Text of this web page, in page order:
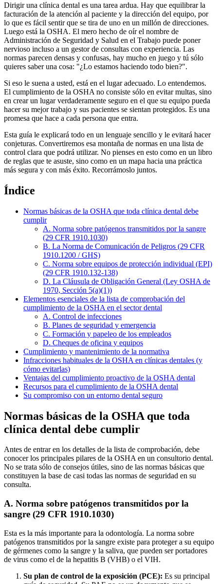
Dirigir una clínica dental es una tarea ardua. Hay que equilibrar la
facturación de la atención al paciente y la dirección del equipo, por
lo que es fácil sentir que se tira de uno en un millón de direcciones.
Luego está la OSHA. El mero hecho de oír el nombre de
Administración de Seguridad y Salud en el Trabajo puede poner
nervioso incluso a un gestor de consultas con experiencia. Las
normas parecen densas y confusas, hay mucho en juego y tú sólo
quieres saber una cosa: "¿Lo estamos haciendo todo bien?".
Si eso le suena a usted, está en el lugar adecuado. Lo entendemos.
El cumplimiento de la OSHA no consiste sólo en evitar multas, sino
en crear un lugar verdaderamente seguro en el que su equipo pueda
hacer su mejor trabajo y sus pacientes se sientan protegidos. Es una
promesa que hace a cada persona que entra.
Esta guía le explicará todo en un lenguaje sencillo y le evitará hacer
conjeturas. Convertiremos esa montaña de normas en una lista de
control clara que podrá utilizar. No pienses en esto como en un libro
de reglas que te asuste, sino como en un mapa hacia una práctica
más segura y con más éxito. Recorrámoslo juntos.
Índice
Normas básicas de la OSHA que toda clínica dental debe
cumplir
A. Norma sobre patógenos transmitidos por la sangre
(29 CFR 1910.1030)
B. La Norma de Comunicación de Peligros (29 CFR
1910.1200 / GHS)
C. Norma sobre equipos de protección individual (EPI)
(29 CFR 1910.132-138)
D. La Cláusula de Obligación General (Ley OSHA de
1970, Sección 5(a)(1))
Elementos esenciales de la lista de comprobación del
cumplimiento de la OSHA en el sector dental
A. Control de infecciones
B. Planes de seguridad y emergencia
C. Formación y papeleo de los empleados
D. Cheques de oficina y equipos
Cumplimiento y mantenimiento de la normativa
Infracciones habituales de la OSHA en clínicas dentales (y
cómo evitarlas)
Ventajas del cumplimiento proactivo de la OSHA dental
Recursos para el cumplimiento de la OSHA dental
Su compromiso con un entorno dental seguro
Normas básicas de la OSHA que toda
clínica dental debe cumplir
Antes de entrar en los detalles de la lista de comprobación, debe
conocer los principales pilares de la OSHA en un consultorio dental.
No se trata sólo de consejos útiles, sino de las normas básicas que
constituyen la base de casi todas las normas de seguridad en su
consulta.
A. Norma sobre patógenos transmitidos por la
sangre (29 CFR 1910.1030)
Esta es la más importante para la odontología. La norma sobre
patógenos transmitidos por la sangre existe para proteger a su equipo
de gérmenes como la sangre y la saliva, que pueden ser portadores
de virus como el de la hepatitis B (VHB) o el VIH.
Su plan de control de la exposición (PCE): Es su principal